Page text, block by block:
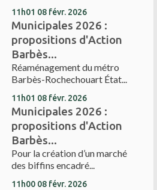
11h01 08 févr. 2026
Municipales 2026 :
propositions d'Action
Barbès...
Réaménagement du métro
Barbès-Rochechouart État...
11h01 08 févr. 2026
Municipales 2026 :
propositions d'Action
Barbès...
Pour la création d’un marché
des biffins encadré...
11h00 08 févr. 2026